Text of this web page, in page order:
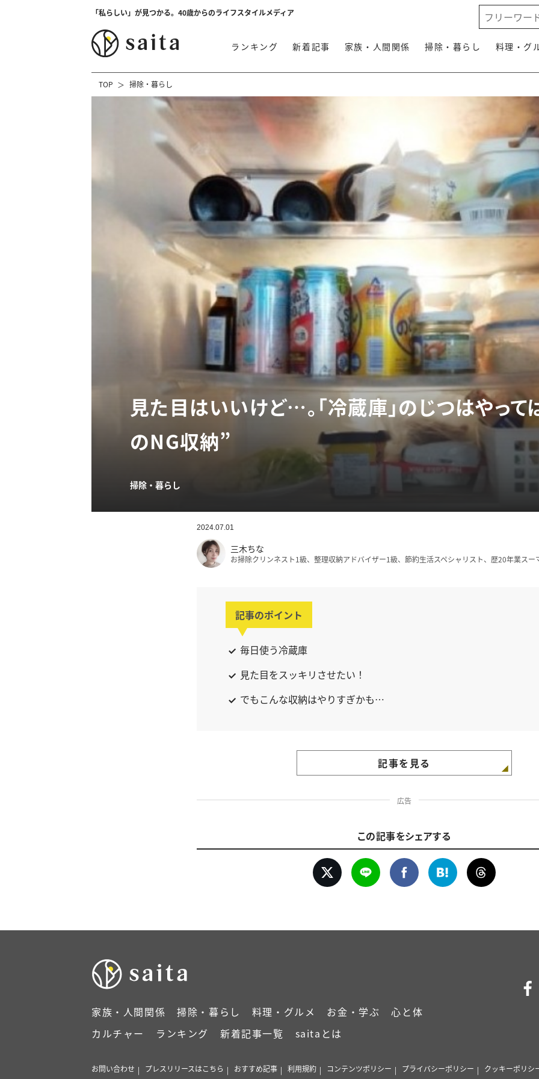
「私らしい」が見つかる。40歳からのライフスタイルメディア
ランキング 新着記事 家族・人間関係 掃除・暮らし 料理・グ
TOP 掃除・暮らし
見た目はいいけど…。「冷蔵庫」のじつはやっ
のNG収納”
掃除・暮らし
2024.07.01
三木ちな
お掃除クリンネスト1級、整理収納アドバイザー1級、節約生活スペシャリスト、歴20年業スー
記事のポイント
毎日使う冷蔵庫
見た目をスッキリさせたい！
でもこんな収納はやりすぎかも…
記事を見る
広告
この記事をシェアする
家族・人間関係 掃除・暮らし 料理・グルメ お金・学ぶ
心と体
カルチャー
ランキング 新着記事一覧 saitaとは
お問い合わせ プレスリリースはこちら おすすめ記事 利用規約 コンテンツポリシー プライバシーポリシー クッキーポリシ